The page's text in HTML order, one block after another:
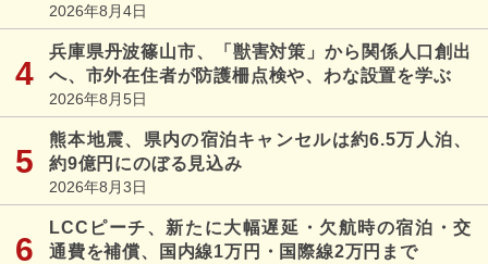
2026年8月4日
兵庫県丹波篠山市、「獣害対策」から関係人口創出
へ、市外在住者が防護柵点検や、わな設置を学ぶ
2026年8月5日
熊本地震、県内の宿泊キャンセルは約6.5万人泊、
約9億円にのぼる見込み
2026年8月3日
LCCピーチ、新たに大幅遅延・欠航時の宿泊・交
通費を補償、国内線1万円・国際線2万円まで